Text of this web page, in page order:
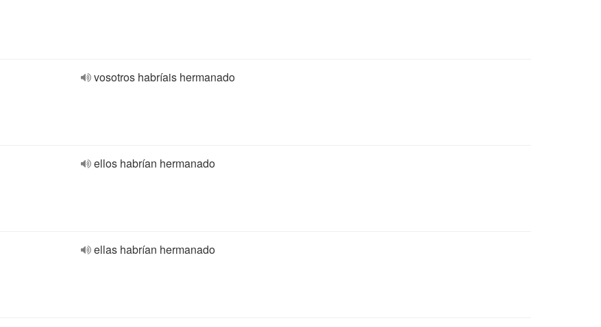
vosotros habríais hermanado
ellos habrían hermanado
ellas habrían hermanado